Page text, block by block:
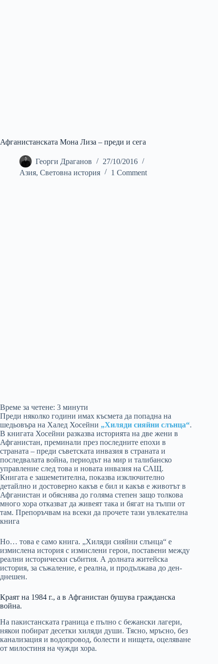
Афганистанската Мона Лиза – преди и сега
Георги Драганов
27/10/2016
Азия, Световна история 1 Comment
Време за четене: 3 минути
Преди няколко години имах късмета да попадна на
шедьовъра на Халед Хосейни „Хиляди сияйни слънца“.
В книгата Хосейни разказва историята на две жени в
Афганистан, преминали през последните епохи в
страната – преди съветската инвазия в страната и
последвалата война, периодът на мир и талибанско
управление след това и новата инвазия на САЩ.
Книгата е зашеметителна, показва изключително
детайлно и достоверно какъв е бил и какъв е животът в
Афганистан и обяснява до голяма степен защо толкова
много хора отказват да живеят така и бягат на тълпи от
там. Препоръчвам на всеки да прочете тази увлекателна
книга
Но… това е само книга. „Хиляди сияйни слънца“ е
измислена история с измислени герои, поставени между
реални исторически събития. А долната житейска
история, за съжаление, е реална, и продължава до ден-
днешен.
Краят на 1984 г., а в Афганистан бушува гражданска
война.
На пакистанската граница е пълно с бежански лагери,
някои побират десетки хиляди души. Тясно, мръсно, без
канализация и водопровод, болести и нищета, оцеляване
от милостиня на чужди хора.